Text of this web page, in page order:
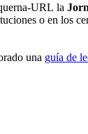
URL la
o en los
una guía de